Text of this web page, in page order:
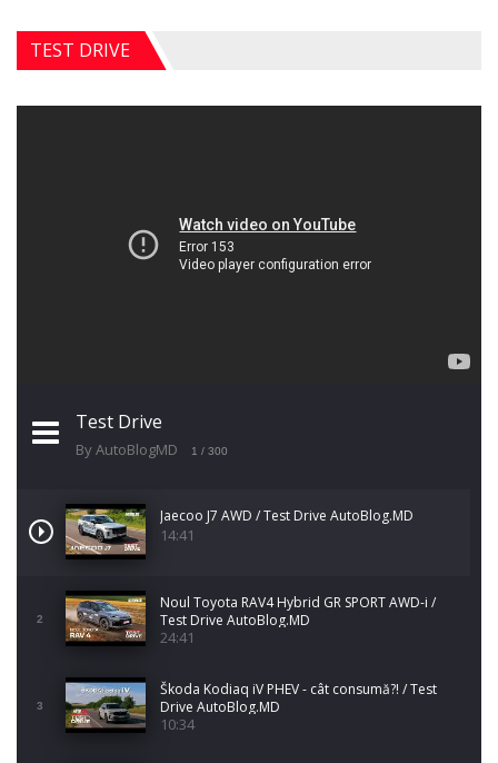
TEST DRIVE
Test Drive
By AutoBlogMD 1 / 300
Jaecoo J7 AWD / Test Drive AutoBlog.MD
14:41
2
Noul Toyota RAV4 Hybrid GR SPORT AWD-i /
Test Drive AutoBlog.MD
24:41
3
Škoda Kodiaq iV PHEV - cât consumă?! / Test
Drive AutoBlog.MD
10:34